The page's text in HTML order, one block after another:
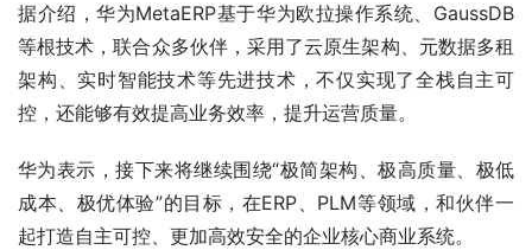
据介绍，华为MetaERP基于华为欧拉操作系统、GaussDB
等根技术，联合众多伙伴，采用了云原生架构、元数据多租
架构、实时智能技术等先进技术，不仅实现了全栈自主可
控，还能够有效提高业务效率，提升运营质量。
华为表示，接下来将继续围绕“极简架构、极高质量、极低
成本、极优体验”的目标，在ERP、PLM等领域，和伙伴一
起打造自主可控、更加高效安全的企业核心商业系统。